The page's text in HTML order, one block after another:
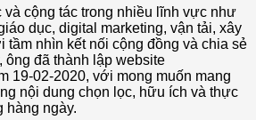
và cộng tác trong nhiều lĩnh vực như
dục, digital marketing, vận tải, xây
tầm nhìn kết nối cộng đồng và chia sẻ
ông đã thành lập website
19-02-2020, với mong muốn mang
nội dung chọn lọc, hữu ích và thực
hàng ngày.